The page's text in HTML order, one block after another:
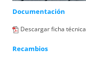
Documentación
Descargar ficha técnica
Recambios